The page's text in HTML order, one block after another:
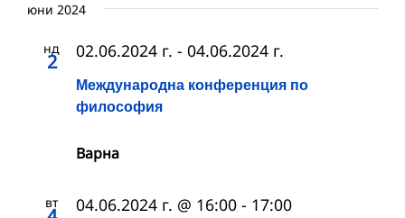
юни 2024
нд
2
Международна конференция по
философия
02.06.2024 г. - 04.06.2024 г.
Варна
вт 04.06.2024 г. @ 16:00 - 17:00